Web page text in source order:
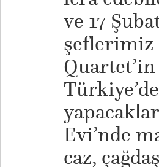
ve 17
Evi’nde
caz,